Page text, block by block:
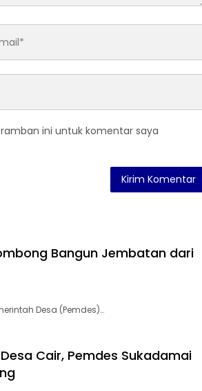
ini untuk komentar saya
Bangun Jembatan dari
Desa (Pemdes)…
Cair, Pemdes Sukadamai